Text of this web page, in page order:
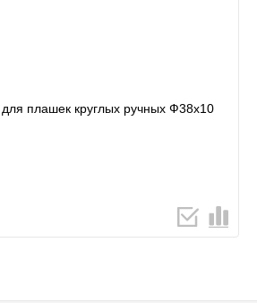
плашек круглых ручных Ф38x10